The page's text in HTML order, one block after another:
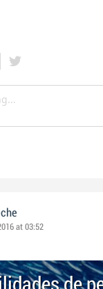
at 03:52